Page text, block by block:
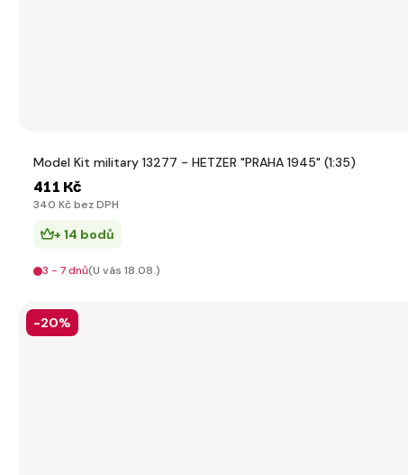
Model Kit military 13277 - HETZER "PRAHA 1945" (1:35)
411 Kč
340 Kč bez DPH
+ 14 bodů
3 - 7 dnů(U vás 18.08.)
-20%